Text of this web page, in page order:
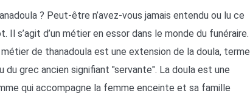
? Peut-être n’avez-vous jamais entendu ou lu ce
Il s’agit d’un métier en essor dans le monde du funéraire.
de thanadoula est une extension de la doula, terme
du grec ancien signifiant "servante". La doula est une
qui accompagne la femme enceinte et sa famille